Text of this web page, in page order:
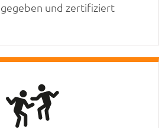
und zertifiziert